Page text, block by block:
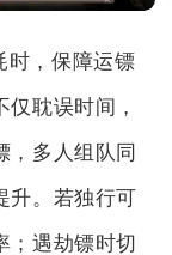
时，保障运镖
耽误时间，
，多人组队同
升。若独行可
；遇劫镖时切